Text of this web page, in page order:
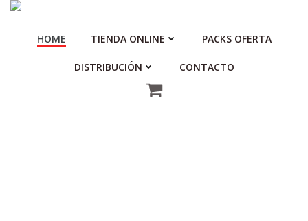
contenido
HOME TIENDA ONLINE PACKS OFERTA
DISTRIBUCIÓN CONTACTO